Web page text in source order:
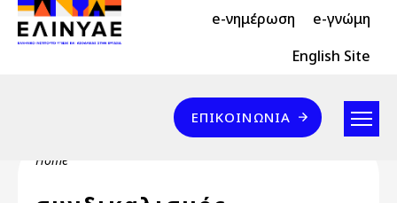
Skip to main content
Header Top 2 e-νημέρωση e-γνώμη
Header Top English Site
Επικοινωνία
ΕΠΙΚΟΙΝΩΝΊΑ
Breadcrumb
Home